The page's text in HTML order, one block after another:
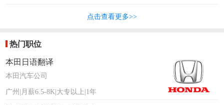
点击查看更多>>
热门职位
本田日语翻译
本田汽车公司
广州|月薪6.5-8K|大专以上|1年